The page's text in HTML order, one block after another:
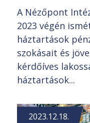
A Nézőpont
2023 végén
háztartások
szokásait és
kérdőíves
háztartások...
2023.12.18.